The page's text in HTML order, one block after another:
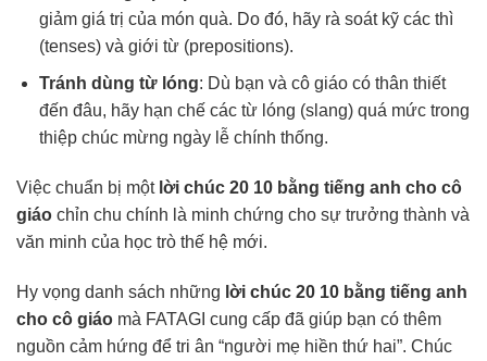
giảm giá trị của món quà. Do đó, hãy rà soát kỹ các thì
(tenses) và giới từ (prepositions).
Tránh dùng từ lóng: Dù bạn và cô giáo có thân thiết
đến đâu, hãy hạn chế các từ lóng (slang) quá mức trong
thiệp chúc mừng ngày lễ chính thống.
Việc chuẩn bị một lời chúc 20 10 bằng tiếng anh cho cô
giáo chỉn chu chính là minh chứng cho sự trưởng thành và
văn minh của học trò thế hệ mới.
Hy vọng danh sách những lời chúc 20 10 bằng tiếng anh
cho cô giáo mà FATAGI cung cấp đã giúp bạn có thêm
nguồn cảm hứng để tri ân “người mẹ hiền thứ hai”. Chúc